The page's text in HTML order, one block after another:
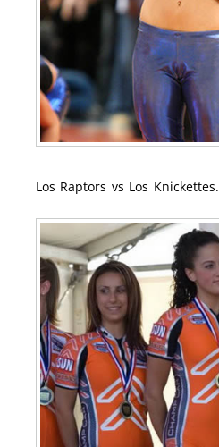
Los Raptors vs Los Knickettes.